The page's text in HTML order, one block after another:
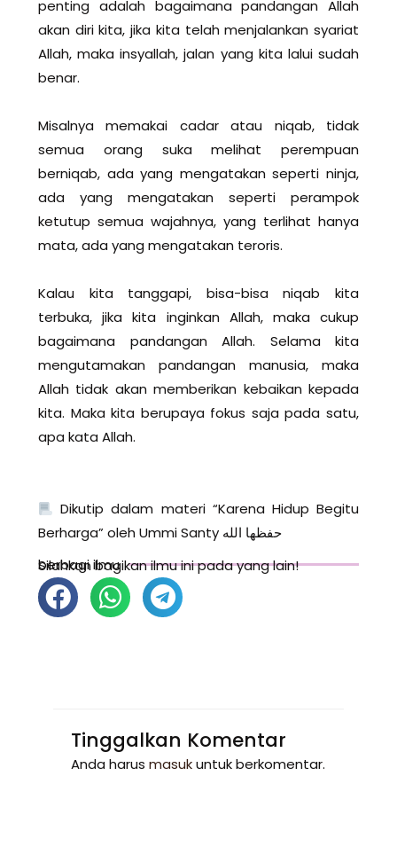
penting adalah bagaimana pandangan Allah
akan diri kita, jika kita telah menjalankan syariat
Allah, maka insyallah, jalan yang kita lalui sudah
benar.
Misalnya memakai cadar atau niqab, tidak
semua orang suka melihat perempuan
berniqab, ada yang mengatakan seperti ninja,
ada yang mengatakan seperti perampok
ketutup semua wajahnya, yang terlihat hanya
mata, ada yang mengatakan teroris.
Kalau kita tanggapi, bisa-bisa niqab kita
terbuka, jika kita inginkan Allah, maka cukup
bagaimana pandangan Allah. Selama kita
mengutamakan pandangan manusia, maka
Allah tidak akan memberikan kebaikan kepada
kita. Maka kita berupaya fokus saja pada satu,
apa kata Allah.
Dikutip dalam materi “Karena Hidup Begitu
Berharga” oleh Ummi Santy حفظها الله
berbagi ilmu
Silahkan bagikan ilmu ini pada yang lain!
Tinggalkan Komentar
Anda harus masukuntuk berkomentar.